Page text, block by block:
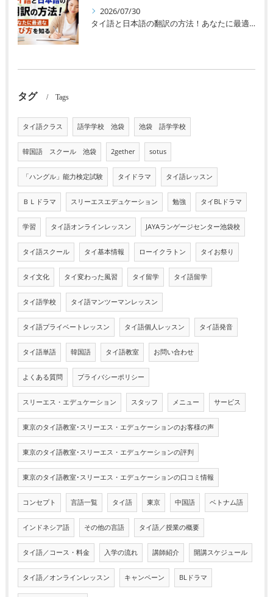
2026/07/30
タイ語と日本語の翻訳の方法！あなたに最適な選び方を知る
タグ Tags
タイ語クラス 語学学校 池袋 池袋 語学学校
韓国語 スクール 池袋 2gether sotus
「ハングル」能力検定試験 タイドラマ タイ語レッスン
ＢＬドラマ スリーエスエデュケーション 勉強 タイBLドラマ
学習 タイ語オンラインレッスン JAYAランゲージセンター池袋校
タイ語スクール タイ基本情報 ローイクラトン タイお祭り
タイ文化 タイ変わった風習 タイ留学 タイ語留学
タイ語学校 タイ語マンツーマンレッスン
タイ語プライベートレッスン タイ語個人レッスン タイ語発音
タイ語単語 韓国語 タイ語教室 お問い合わせ
よくある質問 プライバシーポリシー
スリーエス・エデュケーション スタッフ メニュー サービス
東京のタイ語教室･スリーエス・エデュケーションのお客様の声
東京のタイ語教室･スリーエス・エデュケーションの評判
東京のタイ語教室･スリーエス・エデュケーションの口コミ情報
コンセプト 言語一覧 タイ語 東京 中国語 ベトナム語
インドネシア語 その他の言語 タイ語／授業の概要
タイ語／コース・料金 入学の流れ 講師紹介 開講スケジュール
タイ語／オンラインレッスン キャンペーン BLドラマ